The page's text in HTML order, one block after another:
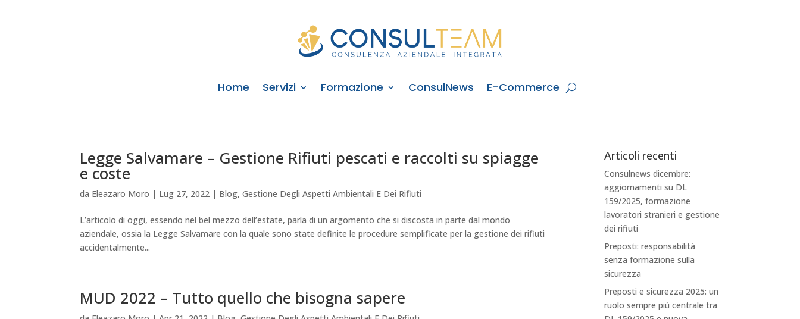
Home Servizi Formazione ConsulNews E-Commerce
Legge Salvamare – Gestione Rifiuti pescati e raccolti su spiagge
e coste
da Eleazaro Moro | Lug 27, 2022 | Blog,Gestione Degli Aspetti Ambientali E Dei Rifiuti
L’articolo di oggi, essendo nel bel mezzo dell’estate, parla di un argomento che si discosta in parte dal mondo
aziendale, ossia la Legge Salvamare con la quale sono state definite le procedure semplificate per la gestione dei rifiuti
accidentalmente...
MUD 2022 – Tutto quello che bisogna sapere
Articoli recenti
Consulnews dicembre:
aggiornamenti su DL
159/2025, formazione
lavoratori stranieri e gestione
dei rifiuti
Preposti: responsabilità
senza formazione sulla
sicurezza
Preposti e sicurezza 2025: un
ruolo sempre più centrale tra